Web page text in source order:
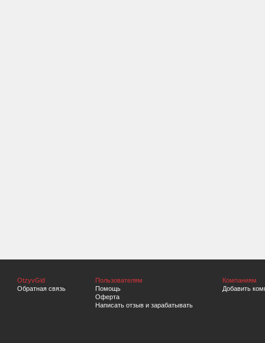
OtzyvGid
Обратная связь
Пользователям
Помощь
Оферта
Написать отзыв и зарабатывать
Компаниям
Добавить